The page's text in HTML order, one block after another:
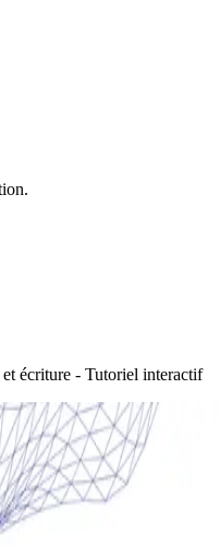
écriture - Tutoriel interactif